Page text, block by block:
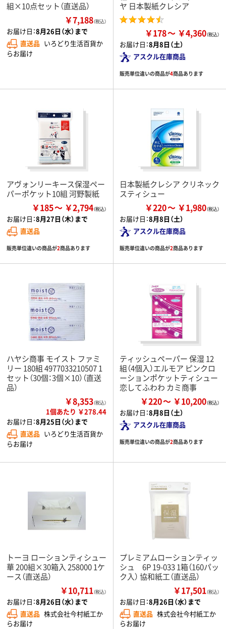
組×10点セット（直送品）
￥7,188（税込）
お届け日：8月26日（水）まで
直送品 いろどり生活百貨か
らお届け
ヤ 日本製紙クレシア
￥178 ￥4,360
お届け日：8月8日（土）
アスクル在庫商品
販売単位違いの商品が4商品あります
アヴォンリーキース保湿ペー
パーポケット10組 河野製紙
￥185 ￥2,794
お届け日：8月27日（木）まで
直送品
販売単位違いの商品が2商品あります
日本製紙クレシア クリネック
スティシュー
￥220 ￥1,980
お届け日：8月8日（土）
アスクル在庫商品
販売単位違いの商品が2商品あります
ハヤシ商事 モイスト ファミ
リー 180組 4977033210507 1
セット（30個：3個×10）（直送
品）
￥8,353（税込）
1個あたり ￥278.44
お届け日：8月25日（火）まで
直送品 いろどり生活百貨か
らお届け
ティッシュペーパー 保湿 12
組（4個入）エルモア ピンクロ
ーションポケットティシュー
恋してふわわ カミ商事
￥220 ￥10,200
お届け日：8月8日（土）
アスクル在庫商品
販売単位違いの商品が2商品あります
トーヨ ローションティシュー
華 200組×30箱入 258000 1ケ
ース（直送品）
￥10,711（税込）
お届け日：8月26日（水）まで
直送品 株式会社今村紙工か
らお届け
プレミアムローションティッ
シュ 6P 19-033 1箱（160パッ
ク入） 協和紙工（直送品）
￥17,501（税込）
お届け日：8月26日（水）まで
直送品 株式会社今村紙工か
らお届け